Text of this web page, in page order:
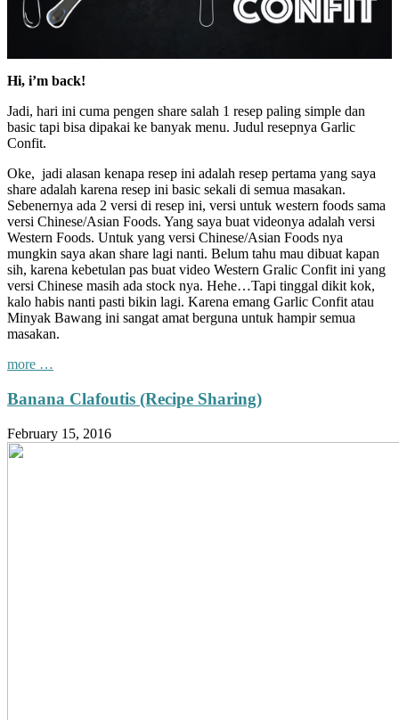
Hi, i’m back!
Jadi, hari ini cuma pengen share salah 1 resep paling simple dan
basic tapi bisa dipakai ke banyak menu. Judul resepnya Garlic
Confit.
Oke, jadi alasan kenapa resep ini adalah resep pertama yang saya
share adalah karena resep ini basic sekali di semua masakan.
Sebenernya ada 2 versi di resep ini, versi untuk western foods sama
versi Chinese/Asian Foods. Yang saya buat videonya adalah versi
Western Foods. Untuk yang versi Chinese/Asian Foods nya
mungkin saya akan share lagi nanti. Belum tahu mau dibuat kapan
sih, karena kebetulan pas buat video Western Gralic Confit ini yang
versi Chinese masih ada stock nya. Hehe…Tapi tinggal dikit kok,
kalo habis nanti pasti bikin lagi. Karena emang Garlic Confit atau
Minyak Bawang ini sangat amat berguna untuk hampir semua
masakan.
more
Garlic
Confit”
…
Banana Clafoutis (Recipe Sharing)
February 15, 2016